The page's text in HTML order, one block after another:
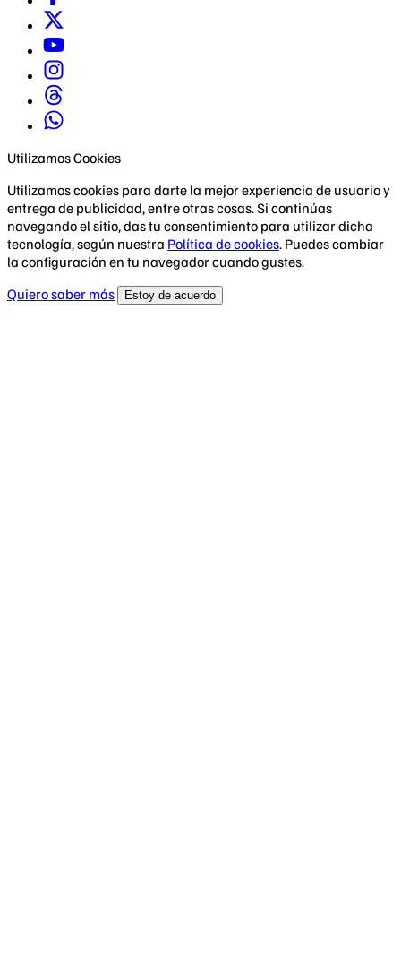
Utilizamos Cookies
Utilizamos cookies para darte la mejor experiencia de usuario y
entrega de publicidad, entre otras cosas. Si continúas
navegando el sitio, das tu consentimiento para utilizar dicha
tecnología, según nuestra Política de cookies. Puedes cambiar
la configuración en tu navegador cuando gustes.
Quiero saber más
Estoy de acuerdo